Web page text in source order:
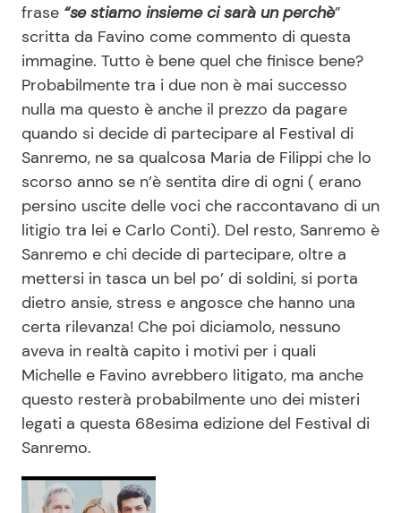
Disclaimer e Privacy
Contattaci
Pubblicità
Privacy Policy
frase “se stiamo insieme ci sarà un perchè”
scritta da Favino come commento di questa
immagine. Tutto è bene quel che finisce bene?
Probabilmente tra i due non è mai successo
nulla ma questo è anche il prezzo da pagare
quando si decide di partecipare al Festival di
Sanremo, ne sa qualcosa Maria de Filippi che lo
scorso anno se n’è sentita dire di ogni ( erano
persino uscite delle voci che raccontavano di un
litigio tra lei e Carlo Conti). Del resto, Sanremo è
Sanremo e chi decide di partecipare, oltre a
mettersi in tasca un bel po’ di soldini, si porta
dietro ansie, stress e angosce che hanno una
certa rilevanza! Che poi diciamolo, nessuno
aveva in realtà capito i motivi per i quali
Michelle e Favino avrebbero litigato, ma anche
questo resterà probabilmente uno dei misteri
legati a questa 68esima edizione del Festival di
Sanremo.